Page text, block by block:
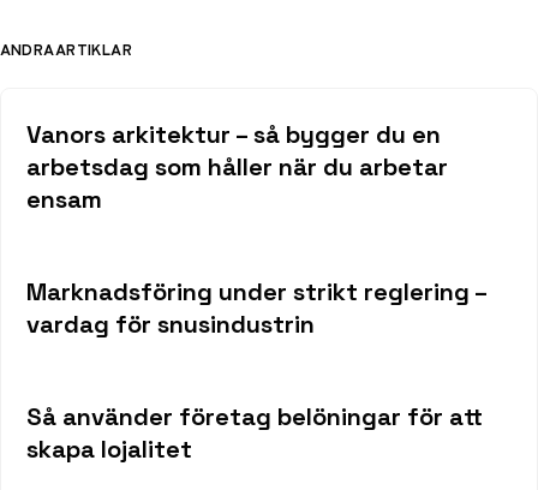
ANDRA ARTIKLAR
Vanors arkitektur – så bygger du en
arbetsdag som håller när du arbetar
ensam
Marknadsföring under strikt reglering –
vardag för snusindustrin
Så använder företag belöningar för att
skapa lojalitet